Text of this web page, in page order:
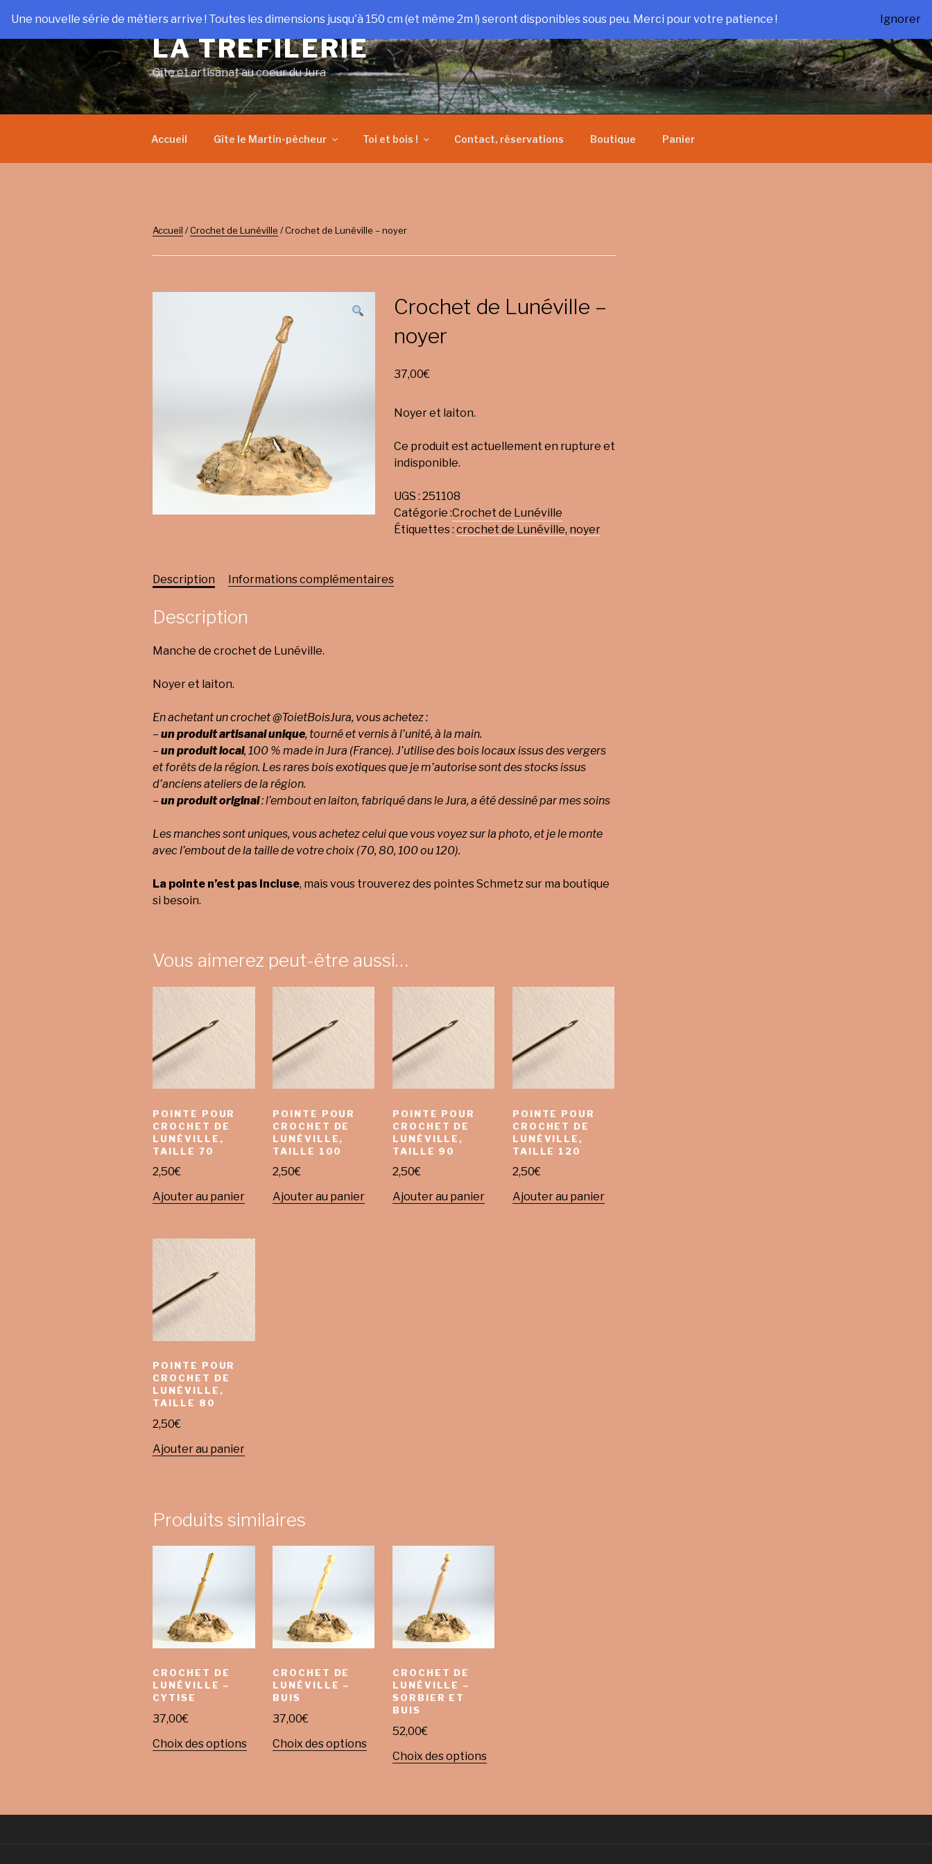
contenu
principal
LA TRÉFILERIE
Gîte et artisanat au coeur du Jura
Accueil Gîte le Martin-pêcheur Toi et bois ! Contact, réservations Boutique Panier
Accueil /Crochet de Lunéville / Crochet de Lunéville – noyer
Crochet de Lunéville –
noyer
37,00€
Noyer et laiton.
Ce produit est actuellement en rupture et
indisponible.
UGS : 251108
Catégorie :Crochet de Lunéville
Étiquettes : crochet de Lunéville, noyer
Description Informations complémentaires
Description
Manche de crochet de Lunéville.
Noyer et laiton.
En achetant un crochet @ToietBoisJura, vous achetez :
– un produit artisanal unique, tourné et vernis à l’unité, à la main.
– un produit local, 100 % made in Jura (France). J’utilise des bois locaux issus des vergers
et forêts de la région. Les rares bois exotiques que je m’autorise sont des stocks issus
d’anciens ateliers de la région.
– un produit original: l’embout en laiton, fabriqué dans le Jura, a été dessiné par mes soins
Les manches sont uniques, vous achetez celui que vous voyez sur la photo, et je le monte
avec l’embout de la taille de votre choix (70, 80, 100 ou 120).
La pointe n’est pas incluse, mais vous trouverez des pointes Schmetz sur ma boutique
si besoin.
Vous aimerez peut-être aussi…
POINTE POUR
CROCHET DE
LUNÉVILLE,
TAILLE 70
2,50€
Ajouter au panier
POINTE POUR
CROCHET DE
LUNÉVILLE,
TAILLE 100
2,50€
Ajouter au panier
POINTE POUR
CROCHET DE
LUNÉVILLE,
TAILLE 90
2,50€
Ajouter au panier
POINTE POUR
CROCHET DE
LUNÉVILLE,
TAILLE 120
2,50€
Ajouter au panier
POINTE POUR
CROCHET DE
LUNÉVILLE,
TAILLE 80
2,50€
Ajouter au panier
Produits similaires
CROCHET DE
LUNÉVILLE –
CYTISE
37,00€
Choix des options
CROCHET DE
LUNÉVILLE –
BUIS
37,00€
Choix des options
CROCHET DE
LUNÉVILLE –
SORBIER ET
BUIS
52,00€
Choix des options
Une nouvelle série de métiers arrive ! Toutes les dimensions jusqu'à 150 cm (et même 2m !) seront disponibles sous peu. Merci pour votre patience ! Ignorer